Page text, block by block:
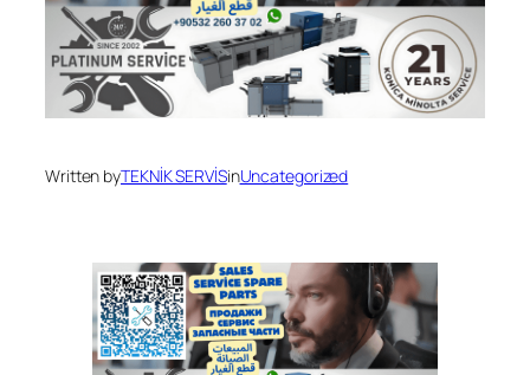
Written byTEKNİK SERVİSinUncategorized